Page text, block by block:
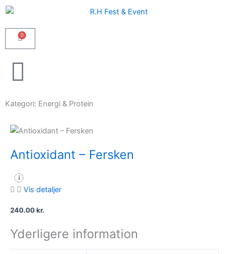
Gå
indholdet
0
Kurv
Kategori: Energi & Protein
Antioxidant – Fersken
i
Vis detaljer
240.00kr.
Yderligere information